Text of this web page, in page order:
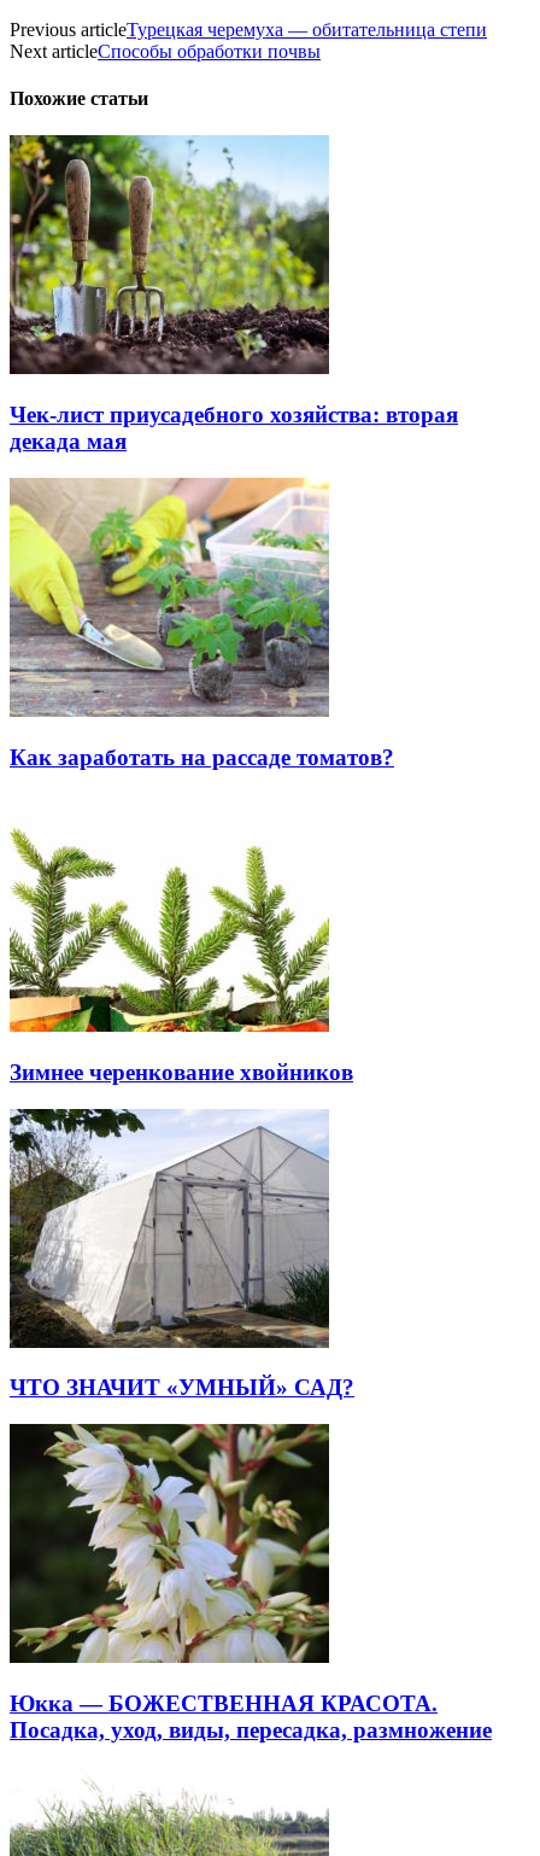
Previous articleТурецкая черемуха — обитательница степи
Next articleСпособы обработки почвы
Похожие статьи
Чек-лист приусадебного хозяйства: вторая
декада мая
Как заработать на рассаде томатов?
Зимнее черенкование хвойников
ЧТО ЗНАЧИТ «УМНЫЙ» САД?
Юкка — БОЖЕСТВЕННАЯ КРАСОТА.
Посадка, уход, виды, пересадка, размножение